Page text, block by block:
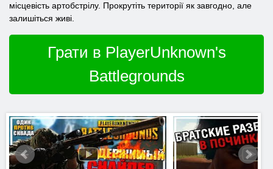
місцевість артобстрілу. Прокрутіть території як завгодно, але
залишіться живі.
Грати в PlayerUnknown's
Battlegrounds